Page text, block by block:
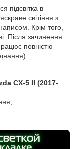
підсвітка в
світіння з
Крім того,
Після зачинення
повністю
CX-5 II (2017-